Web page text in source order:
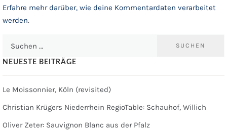
Erfahre mehr darüber, wie deine Kommentardaten verarbeitet
werden.
NEUESTE BEITRÄGE
Le Moissonnier, Köln (revisited)
Christian Krügers Niederrhein RegioTable: Schauhof, Willich
Oliver Zeter: Sauvignon Blanc aus der Pfalz